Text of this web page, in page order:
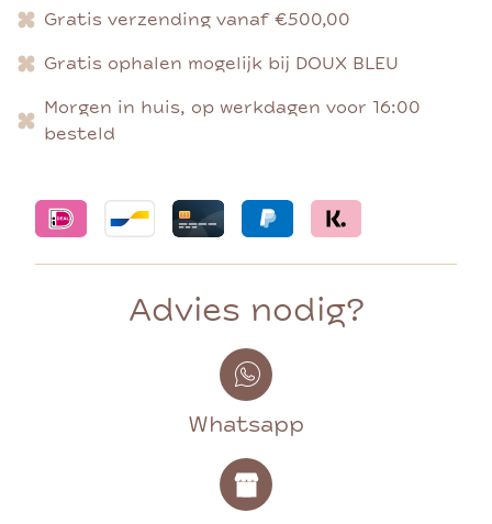
Gratis verzending vanaf €500,00
Gratis ophalen mogelijk bij DOUX BLEU
Morgen in huis, op werkdagen voor 16:00
besteld
Advies nodig?
Whatsapp